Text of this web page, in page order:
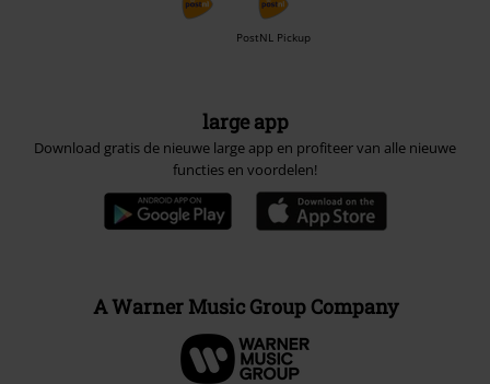
PostNL Pickup
large app
Download gratis de nieuwe large app en profiteer van alle nieuwe
functies en voordelen!
A Warner Music Group Company